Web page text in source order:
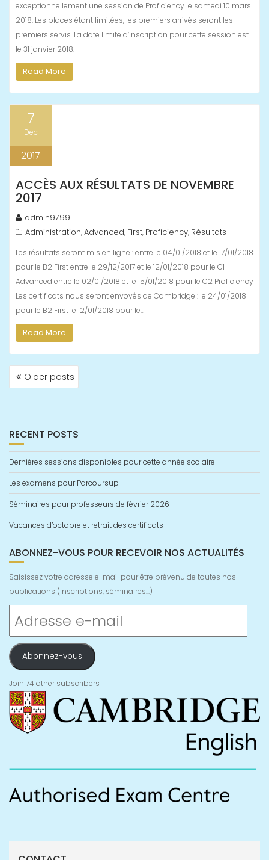
exceptionnellement une session de Proficiency le samedi 10 mars
2018. Les places étant limitées, les premiers arrivés seront les
premiers servis. La date limite d’inscription pour cette session est
le 31 janvier 2018.
Read More
7
Dec
2017
ACCÈS AUX RÉSULTATS DE NOVEMBRE
2017
admin9799
Administration,Advanced, First, Proficiency, Résultats
Les résultats seront mis en ligne : entre le 04/01/2018 et le 17/01/2018
pour le B2 First entre le 29/12/2017 et le 12/01/2018 pour le C1
Advanced entre le 02/01/2018 et le 15/01/2018 pour le C2 Proficiency
Les certificats nous seront envoyés de Cambridge : le 24/01/2018
pour le B2 First le 12/01/2018 pour le…
Read More
POSTS
NAVIGATION
Older posts
RECENT POSTS
Dernières sessions disponibles pour cette année scolaire
Les examens pour Parcoursup
Séminaires pour professeurs de février 2026
Vacances d’octobre et retrait des certificats
ABONNEZ-VOUS POUR RECEVOIR NOS ACTUALITÉS
Saisissez votre adresse e-mail pour être prévenu de toutes nos
publications (inscriptions, séminaires...)
e-
mail
Abonnez-vous
Join 74 other subscribers